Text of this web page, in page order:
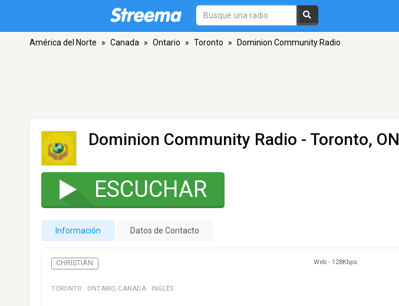
América del Norte » Canada » Ontario » Toronto » Dominion Community Radio
Dominion Community Radio - Toronto, ON
ESCUCHAR
Información Datos de Contacto
CHRISTIAN Web - 128Kbps
TORONTO · ONTARIO, CANADA · INGLÉS